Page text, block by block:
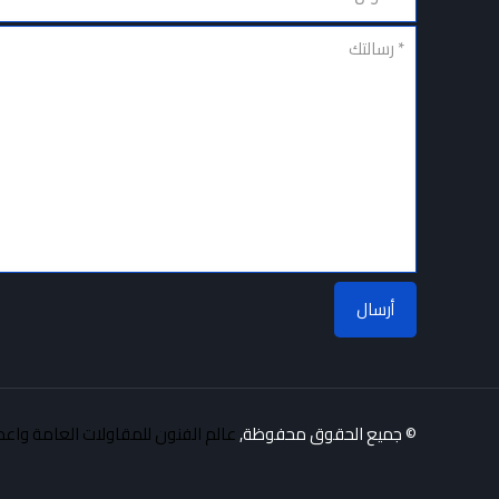
© جميع الحقوق محفوظة,عالم الفنون للمقاولات العامة